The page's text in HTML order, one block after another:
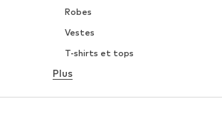
Robes
Vestes
T-shirts et tops
Lingerie
Blouses et tuniques
Plus